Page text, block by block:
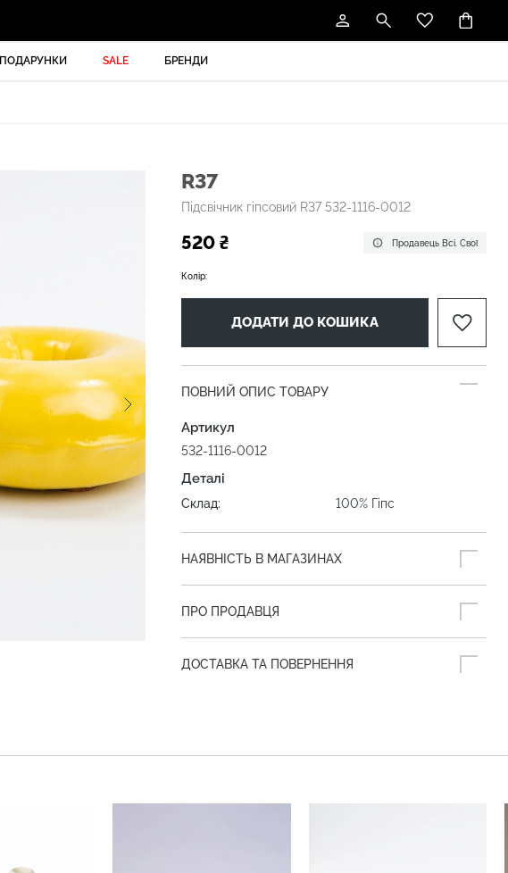
ПОДАРУНКИ SALE БРЕНДИ
R37
Підсвічник гіпсовий R37 532-1116-0012
520 ₴ Продавець Всі. Свої
Колір:
ДОДАТИ ДО КОШИКА
ПОВНИЙ ОПИС ТОВАРУ
Артикул
532-1116-0012
Деталі
Склад: 100% Гіпс
НАЯВНІСТЬ В МАГАЗИНАХ
ПРО ПРОДАВЦЯ
ДОСТАВКА ТА ПОВЕРНЕННЯ